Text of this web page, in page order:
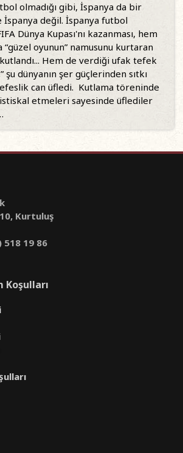
olmadığı gibi, İspanya da bir
İspanya değil. İspanya futbol
Dünya Kupası'nı kazanması, hem
oyunun” namusunu kurtaran
Hem de verdiği ufak tefek
şu dünyanın şer güçlerinden sıtkı
can üfledi. Kutlama töreninde
istiskal etmeleri sayesinde üflediler
Kurtuluş
518 19 86
Koşulları